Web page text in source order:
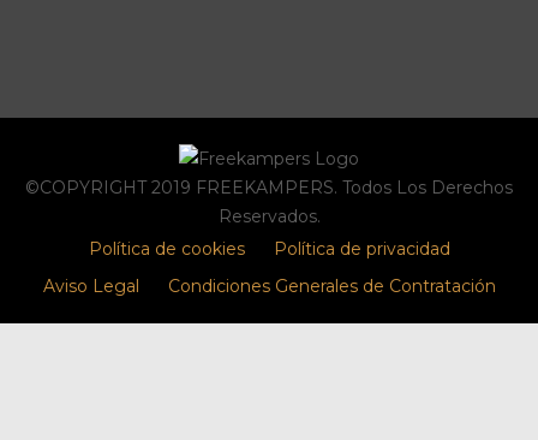
©COPYRIGHT 2019 FREEKAMPERS. Todos Los Derechos
Reservados.
Política de cookies
Política de privacidad
Aviso Legal
Condiciones Generales de Contratación